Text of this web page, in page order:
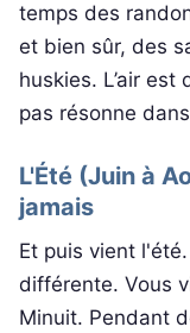
temps des
et bien sûr, des
huskies. L’air est
pas résonne
L'Été (Juin à
jamais
Et puis vient
différente. Vous
Minuit. Pendant